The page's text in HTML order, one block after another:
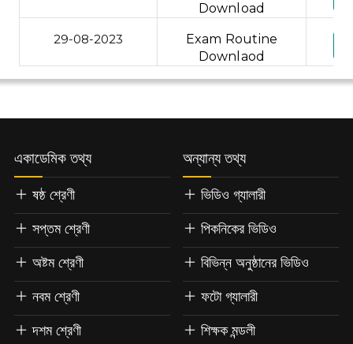
Download
29-08-2023
Exam Routine
Downlaod
একাডেমিক তথ্য
ষষ্ঠ শ্রেণী
সপ্তম শ্রেণী
অষ্টম শ্রেণী
নবম শ্রেণী
দশম শ্রেণী
অন্যান্য তথ্য
ভিডিও গ্যালারী
পিকনিকের ভিডিও
বিভিন্ন অনুষ্ঠানের ভিডিও
ফটো গ্যালারী
শিক্ষক মন্ডলী